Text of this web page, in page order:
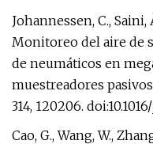
Johannessen, C., Saini,
Monitoreo del aire de
de neumáticos en
muestreadores
314, 120206.
Cao, G., Wang, W.,